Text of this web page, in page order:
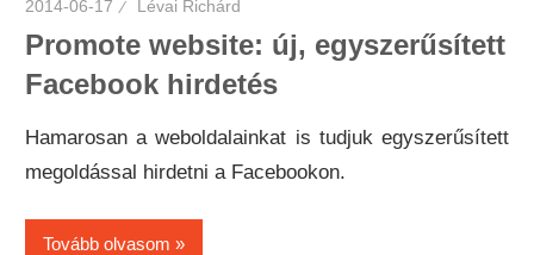
2014-06-17 Lévai Richárd
Promote website: új, egyszerűsített
Facebook hirdetés
Hamarosan a weboldalainkat is tudjuk egyszerűsített
megoldással hirdetni a Facebookon.
Tovább olvasom